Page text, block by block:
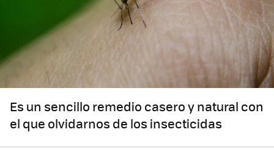
Es un sencillo remedio casero y natural con
el que olvidarnos de los insecticidas